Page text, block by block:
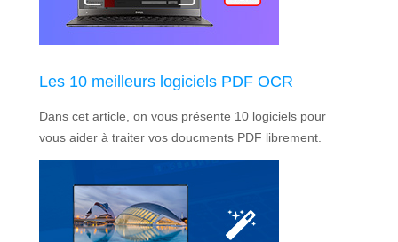
Les 10 meilleurs logiciels PDF OCR
Dans cet article, on vous présente 10 logiciels pour
vous aider à traiter vos doucments PDF librement.